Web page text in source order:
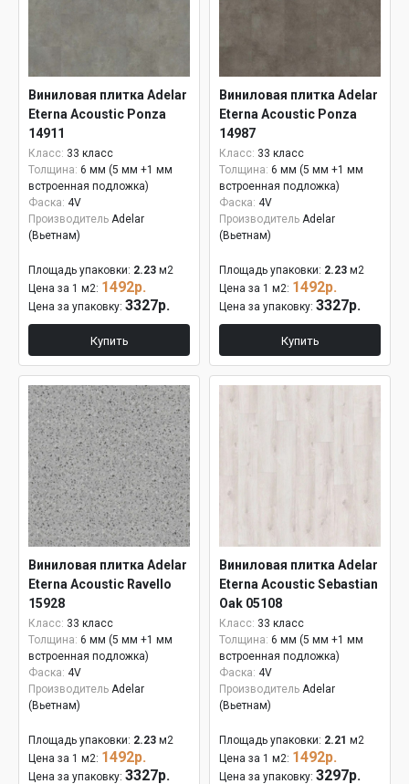
Виниловая плитка Adelar
Eterna Acoustic Ponza
14911
Класс: 33 класс
Толщина: 6 мм (5 мм +1 мм
встроенная подложка)
Фаска: 4V
Производитель Adelar
(Вьетнам)
Площадь упаковки: 2.23 м2
Цена за 1 м2: 1492р.
Цена за упаковку: 3327р.
Купить
Виниловая плитка Adelar
Eterna Acoustic Ponza
14987
Класс: 33 класс
Толщина: 6 мм (5 мм +1 мм
встроенная подложка)
Фаска: 4V
Производитель Adelar
(Вьетнам)
Площадь упаковки: 2.23 м2
Цена за 1 м2: 1492р.
Цена за упаковку: 3327р.
Купить
Виниловая плитка Adelar
Eterna Acoustic Ravello
15928
Класс: 33 класс
Толщина: 6 мм (5 мм +1 мм
встроенная подложка)
Фаска: 4V
Производитель Adelar
(Вьетнам)
Площадь упаковки: 2.23 м2
Цена за 1 м2: 1492р.
Цена за упаковку: 3327р.
Виниловая плитка Adelar
Eterna Acoustic Sebastian
Oak 05108
Класс: 33 класс
Толщина: 6 мм (5 мм +1 мм
встроенная подложка)
Фаска: 4V
Производитель Adelar
(Вьетнам)
Площадь упаковки: 2.21 м2
Цена за 1 м2: 1492р.
Цена за упаковку: 3297р.